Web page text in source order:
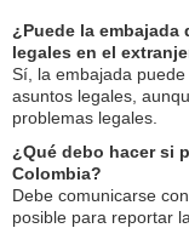
¿Puede la embajada
legales en el
Sí, la embajada
asuntos legales,
problemas legales.
¿Qué debo hacer si
Colombia?
Debe comunicarse
posible para reportar